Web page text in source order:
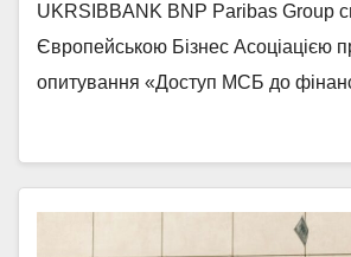
UKRSIBBANK BNP Paribas Group
Європейською Бізнес Асоціацією
опитування «Доступ МСБ до